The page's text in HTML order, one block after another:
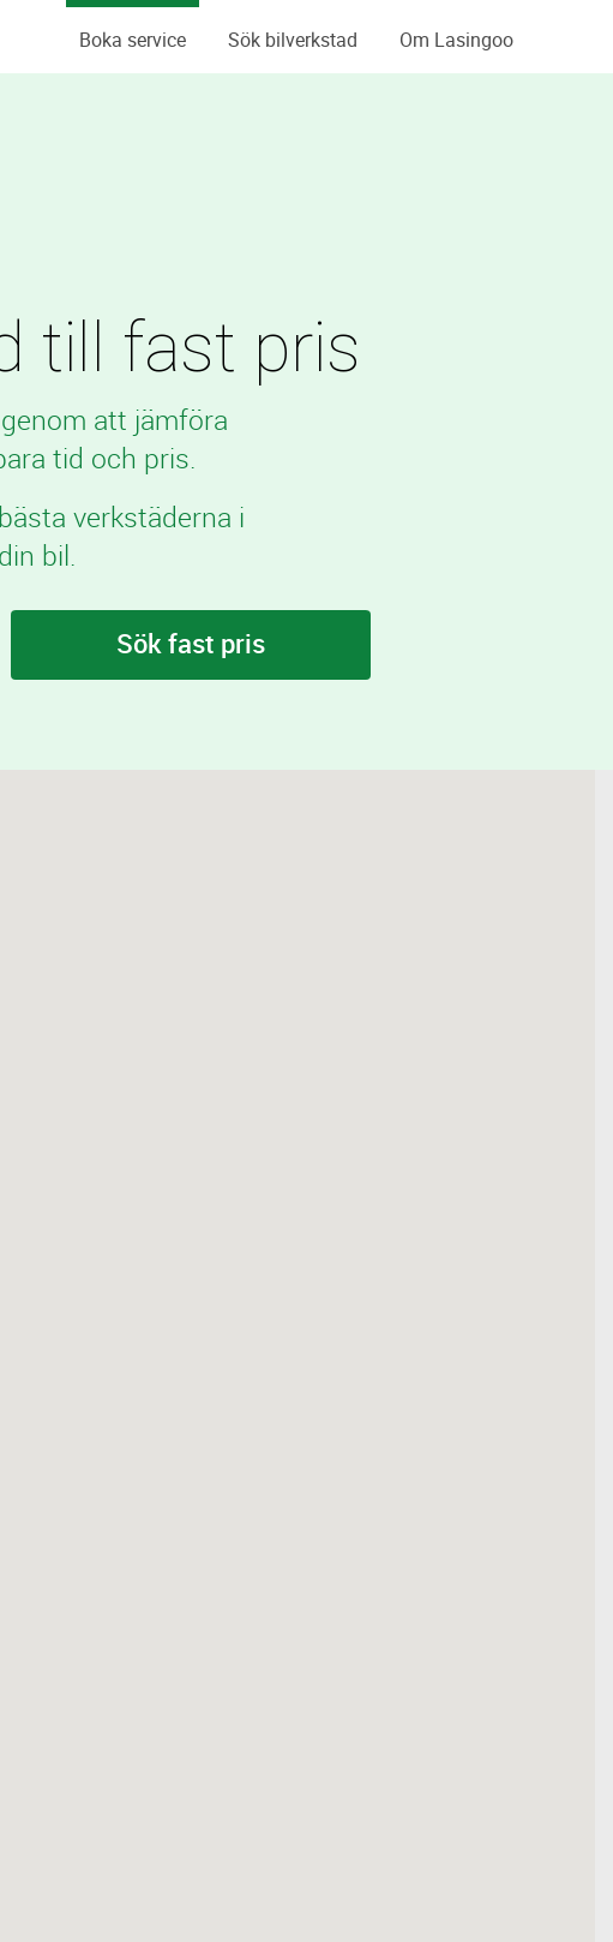
Boka service Sök bilverkstad Om Lasingoo
till fast pris
att jämföra
tid och pris.
verkstäderna i
bil.
Sök fast pris